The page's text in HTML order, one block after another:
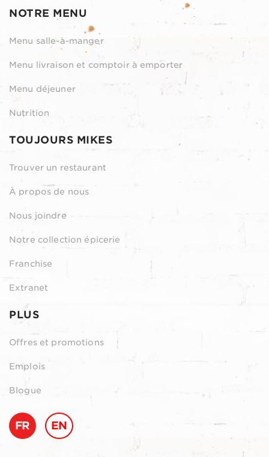
NOTRE MENU
Menu salle-à-manger
Menu livraison et comptoir à emporter
Menu déjeuner
Nutrition
TOUJOURS MIKES
Trouver un restaurant
À propos de nous
Nous joindre
Notre collection épicerie
Franchise
Extranet
PLUS
Offres et promotions
Emplois
Blogue
FR EN